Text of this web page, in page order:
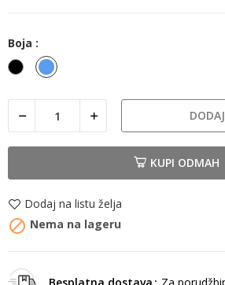
Boja :
Crna
Plava
KUPI ODMAH
Dodaj na listu želja
 Nema na lageru